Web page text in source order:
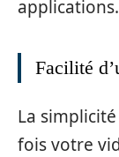
applications.
Facilité
La
fois votre